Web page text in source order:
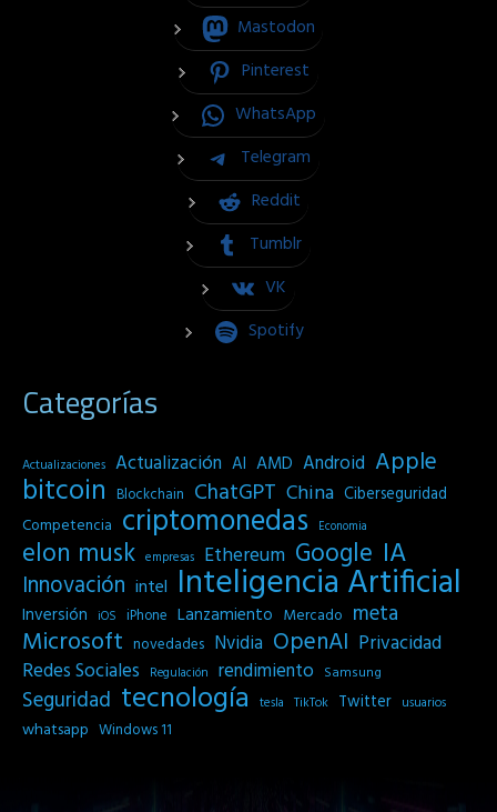
Mastodon
Pinterest
WhatsApp
Telegram
Reddit
Tumblr
VK
Spotify
Categorías
Actualizaciones Actualización AI AMD Android Apple
bitcoin Blockchain ChatGPT China Ciberseguridad
Competencia criptomonedas Economia
elon musk empresas Ethereum Google IA
Innovación intel Inteligencia Artificial
Inversión iOS iPhone Lanzamiento Mercado meta
Microsoft novedades Nvidia OpenAI Privacidad
Redes Sociales
Regulación rendimiento Samsung
Seguridad tecnología tesla TikTok Twitter usuarios
whatsapp Windows 11